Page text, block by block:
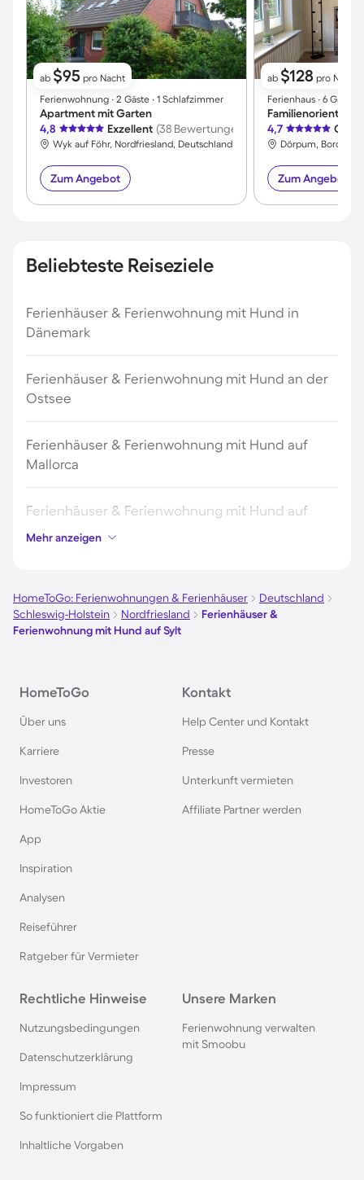
ab $95 pro Nacht
Ferienwohnung ∙ 2 Gäste ∙ 1 Schlafzimmer
Apartment mit Garten
4,8
Exzellent (38 Bewertungen)
Wyk auf Föhr, Nordfriesland, Deutschland
Zum Angebot
ab $128 pro Nacht
Ferienhaus ∙ 6 Gäste
4,7
Dörpum,
Zum Angebot
Beliebteste Reiseziele
Ferienhäuser & Ferienwohnung mit Hund in
Dänemark
Ferienhäuser & Ferienwohnung mit Hund an der
Ostsee
Ferienhäuser & Ferienwohnung mit Hund auf
Mallorca
Ferienhäuser & Ferienwohnung mit Hund auf
Borkum
Norderney
Rügen
Ferienhäuser & Ferienwohnung mit Hund am
Ferienhäuser & Ferienwohnung mit Hund an der
Ferienhäuser & Ferienwohnung mit Hund in
Kroatien
Allgäu
Ferienhäuser & Ferienwohnung mit Hund auf
Fehmarn
Österreich
Mehr anzeigen
HomeToGo: Ferienwohnungen & Ferienhäuser
Deutschland
Schleswig-Holstein
Nordfriesland
Ferienhäuser &
Ferienwohnung mit Hund auf Sylt
HomeToGo
Über uns
Karriere
Investoren
HomeToGo Aktie
App
Inspiration
Analysen
Reiseführer
Ratgeber für Vermieter
Kontakt
Help Center und Kontakt
Presse
Unterkunft vermieten
Affiliate Partner werden
Rechtliche Hinweise
Nutzungsbedingungen
Datenschutzerklärung
Impressum
So funktioniert die Plattform
Inhaltliche Vorgaben
Unsere Marken
Ferienwohnung verwalten
mit Smoobu